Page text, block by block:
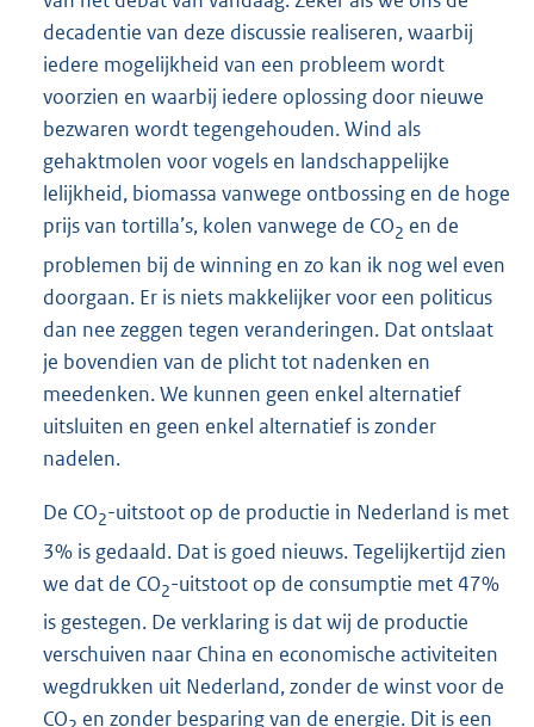
decadentie van deze discussie realiseren, waarbij
iedere mogelijkheid van een probleem wordt
voorzien en waarbij iedere oplossing door nieuwe
bezwaren wordt tegengehouden. Wind als
gehaktmolen voor vogels en landschappelijke
lelijkheid, biomassa vanwege ontbossing en de hoge
prijs van tortilla’s, kolen vanwege de CO2 en de
problemen bij de winning en zo kan ik nog wel even
doorgaan. Er is niets makkelijker voor een politicus
dan nee zeggen tegen veranderingen. Dat ontslaat
je bovendien van de plicht tot nadenken en
meedenken. We kunnen geen enkel alternatief
uitsluiten en geen enkel alternatief is zonder
nadelen.
De CO2-uitstoot op de productie in Nederland is met
3% is gedaald. Dat is goed nieuws. Tegelijkertijd zien
we dat de CO2-uitstoot op de consumptie met 47%
is gestegen. De verklaring is dat wij de productie
verschuiven naar China en economische activiteiten
wegdrukken uit Nederland, zonder de winst voor de
CO
en zonder besparing van de energie. Dit is een